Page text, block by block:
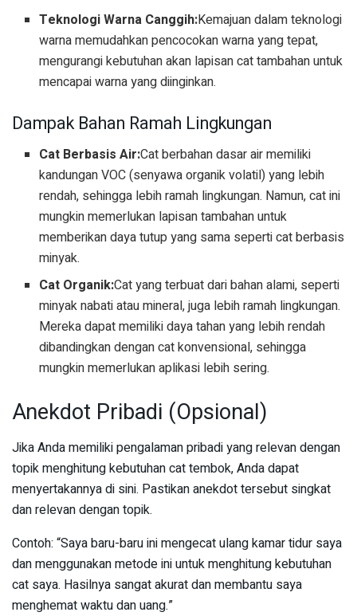
Teknologi Warna Canggih:Kemajuan dalam teknologi
warna memudahkan pencocokan warna yang tepat,
mengurangi kebutuhan akan lapisan cat tambahan untuk
mencapai warna yang diinginkan.
Dampak Bahan Ramah Lingkungan
Cat Berbasis Air:Cat berbahan dasar air memiliki
kandungan VOC (senyawa organik volatil) yang lebih
rendah, sehingga lebih ramah lingkungan. Namun, cat ini
mungkin memerlukan lapisan tambahan untuk
memberikan daya tutup yang sama seperti cat berbasis
minyak.
Cat Organik:Cat yang terbuat dari bahan alami, seperti
minyak nabati atau mineral, juga lebih ramah lingkungan.
Mereka dapat memiliki daya tahan yang lebih rendah
dibandingkan dengan cat konvensional, sehingga
mungkin memerlukan aplikasi lebih sering.
Anekdot Pribadi (Opsional)
Jika Anda memiliki pengalaman pribadi yang relevan dengan
topik menghitung kebutuhan cat tembok, Anda dapat
menyertakannya di sini. Pastikan anekdot tersebut singkat
dan relevan dengan topik.
Contoh: “Saya baru-baru ini mengecat ulang kamar tidur saya
dan menggunakan metode ini untuk menghitung kebutuhan
cat saya. Hasilnya sangat akurat dan membantu saya
menghemat waktu dan uang.”